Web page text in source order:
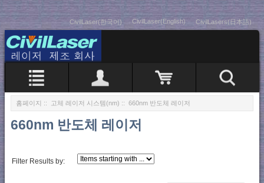
CivilLaser(한국어) CivilLaser(English) CivilLasers(日本語)
홈페이지 :: 고체 레이저 시스템(nm) :: 660nm 반도체 레이저
660nm 반도체 레이저
Filter Results by: